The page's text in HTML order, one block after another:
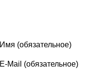
Имя (обязательное)
E-Mail (обязательное)